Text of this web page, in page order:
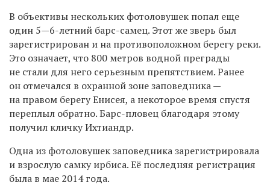
В объективы нескольких фотоловушек попал еще
один 5—6-летний барс-самец. Этот же зверь был
зарегистрирован и на противоположном берегу реки.
Это означает, что 800 метров водной преграды
не стали для него серьезным препятствием. Ранее
он отмечался в охранной зоне заповедника —
на правом берегу Енисея, а некоторое время спустя
переплыл обратно. Барс-пловец благодаря этому
получил кличку Ихтиандр.
Одна из фотоловушек заповедника зарегистрировала
и взрослую самку ирбиса. Её последняя регистрация
была в мае 2014 года.